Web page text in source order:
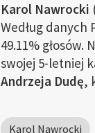
Karol Nawrocki
Według danych
49.11% głosów.
swojej 5-letniej
Andrzeja Dudę,
Karol Nawrocki